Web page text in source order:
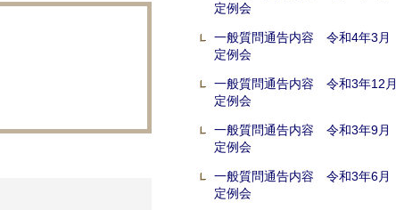
定例会
一般質問通告内容 令和4年3月
定例会
一般質問通告内容 令和3年12月
定例会
一般質問通告内容 令和3年9月
定例会
一般質問通告内容 令和3年6月
定例会